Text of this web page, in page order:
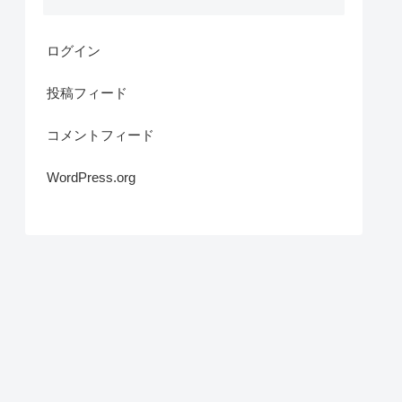
ログイン
投稿フィード
コメントフィード
WordPress.org